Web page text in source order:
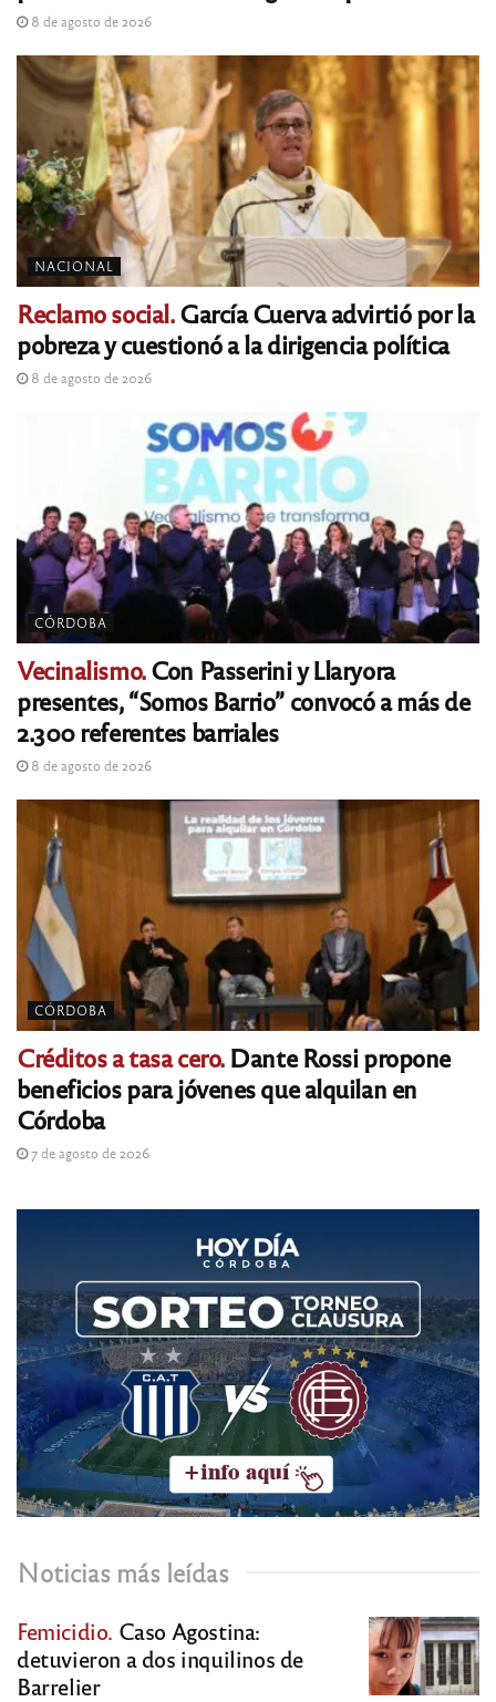
8 de agosto de 2026
NACIONAL
Reclamo social.García Cuerva advirtió por la
pobreza y cuestionó a la dirigencia política
8 de agosto de 2026
CÓRDOBA
Vecinalismo.Con Passerini y Llaryora
presentes, “Somos Barrio” convocó a más de
2.300 referentes barriales
8 de agosto de 2026
CÓRDOBA
Créditos a tasa cero.Dante Rossi propone
beneficios para jóvenes que alquilan en
Córdoba
7 de agosto de 2026
Noticias más leídas
Femicidio. Caso Agostina:
detuvieron a dos inquilinos de
Barrelier